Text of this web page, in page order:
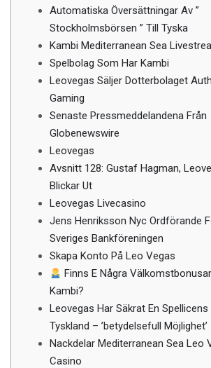
Automatiska Översättningar Av ”
Stockholmsbörsen ” Till Tyska
Kambi Mediterranean Sea
Spelbolag Som Har Kambi
Leovegas Säljer Dotterbolaget
Gaming
Senaste Pressmeddelandena Från
Globenewswire
Leovegas
Avsnitt 128: Gustaf Hagman,
Blickar Ut
Leovegas Livecasino
Jens Henriksson Nyc Ordförande
Sveriges Bankföreningen
Skapa Konto På Leo Vegas
Finns E Några
Kambi?
Leovegas Har Säkrat En Spellicens
Tyskland – ’betydelsefull Möjlighet’
Nackdelar Mediterranean Sea Leo
Casino